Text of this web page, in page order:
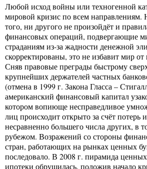
Любой исход войны или техногенной
мировой кризис по всем направлениям.
того, ни другого не произойдёт и
финансовых операций, подвергающие
страданиям из-за жадности денежной
скорректированы, это не избавит мир
Сняв правовые преграды быстрому
крупнейших держателей частных
(отмена в 1999 г. Закона Гласса –
американский финансовый капитал
котором вопиюще несправедливое
лиц происходит открыто за счёт потерь
несравненно большего числа других, в
рубежом. Возражений со стороны
стран, работающих на рынках ценных
последовало. В 2008 г. пирамида
ипотеки обрушилась, положив начало